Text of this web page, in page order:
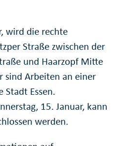
wird die rechte
Straße zwischen der
und Haarzopf Mitte
sind Arbeiten an einer
Stadt Essen.
15. Januar, kann
werden.